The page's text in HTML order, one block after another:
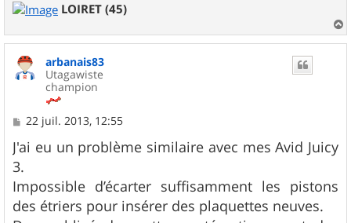
LOIRET (45)
a
arbanais83
Utagawiste
champion
M
s
s
a
g
e
22 juil. 2013, 12:55
J'ai eu un problème similaire avec mes Avid Juicy
3.
Impossible d’écarter suffisamment les pistons
des étriers pour insérer des plaquettes neuves.